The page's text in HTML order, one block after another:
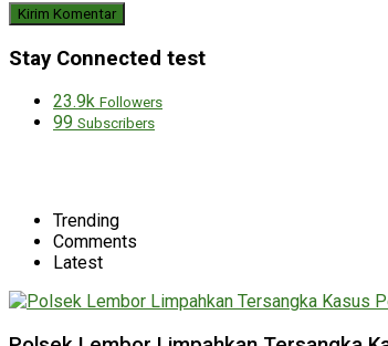
Stay Connected test
23.9k Followers
99 Subscribers
Trending
Comments
Latest